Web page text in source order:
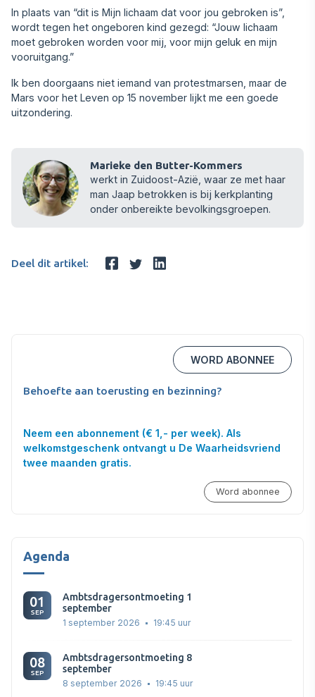
In plaats van “dit is Mijn lichaam dat voor jou gebroken is”,
wordt tegen het ongeboren kind gezegd: “Jouw lichaam
moet gebroken worden voor mij, voor mijn geluk en mijn
vooruitgang.”
Ik ben doorgaans niet iemand van protestmarsen, maar de
Mars voor het Leven op 15 november lijkt me een goede
uitzondering.
Marieke den Butter-Kommers
werkt in Zuidoost-Azië, waar ze met haar
man Jaap betrokken is bij kerkplanting
onder onbereikte bevolkingsgroepen.
Deel dit artikel:
WORD ABONNEE
Behoefte aan toerusting en bezinning?
Neem een abonnement (€ 1,- per week). Als
welkomstgeschenk ontvangt u De Waarheidsvriend
twee maanden gratis.
Word abonnee
Agenda
01
SEP
Ambtsdragersontmoeting 1
september
1 september 2026 19:45 uur
08
SEP
Ambtsdragersontmoeting 8
september
8 september 2026 19:45 uur